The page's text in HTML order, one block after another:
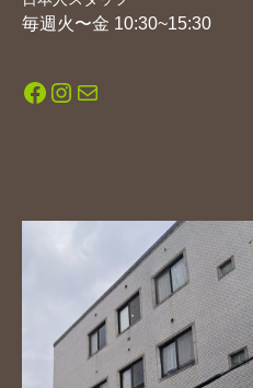
毎週火〜金 10:30~15:30
Facebook
Instagram
メール